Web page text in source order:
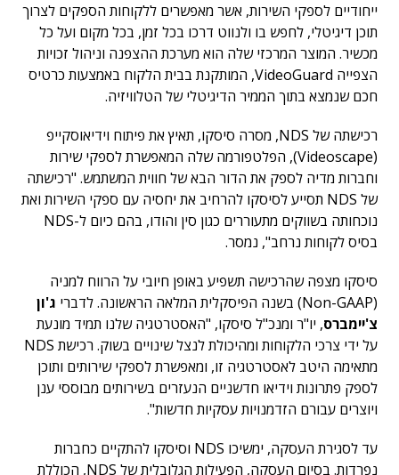
ייחודיים לספקי השירות, אשר מאפשרים ללקוחות הספקים לצרוך
תוכן דיגיטלי, לחפש בו ולנווט דרכו בכל זמן, בכל מקום ועל כל
מכשיר. המוצר המרכזי שלה הוא מערכת ההצפנה וניהול זכויות
הצפייה VideoGuard, המותקנת בבית הלקוח באמצעות כרטיס
חכם שנמצא בתוך הממיר הדיגיטלי של הטלוויזיה.
רכישתה של NDS, מסרה סיסקו, תאיץ את פיתוח וידיאוסקייפ
(Videoscape), הפלטפורמה שלה המאפשרת לספקי שירות
וחברות מדיה לספק את הדור הבא של חווית המשתמש. "רכישתה
של NDS תסייע לסיסקו להרחיב את יחסיה עם ספקי השירות ואת
נוכחותה בשווקים מתעוררים כגון סין והודו, בהם כיום ל-NDS
בסיס לקוחות נרחב", נמסר.
סיסקו מצפה שהרכישה תשפיע באופן חיובי על הרווח למניה
(Non-GAAP) בשנה הפיסקלית המלאה הראשונה. לדברי
ג'ון
צ'יימברס, יו"ר ומנכ"ל סיסקו, "האסטרטגיה שלנו תמיד מונעת
על ידי צרכי הלקוחות ומהיכולת לנצל שינויים בשוק. רכישת NDS
מתאימה היטב לאסטרטגיה זו, ומאפשרת לספקי שירותים ותוכן
לספק פתרונות וידיאו חדשניים הנעזרים בשירותים מבוססי ענן
ויוצרים עבורם הזדמנויות עסקיות חדשות".
עד לסגירת העסקה, ימשיכו NDS וסיסקו להתקיים כחברות
נפרדות. בסיום העסקה, הפעילות הגלובלית של NDS, הכוללת